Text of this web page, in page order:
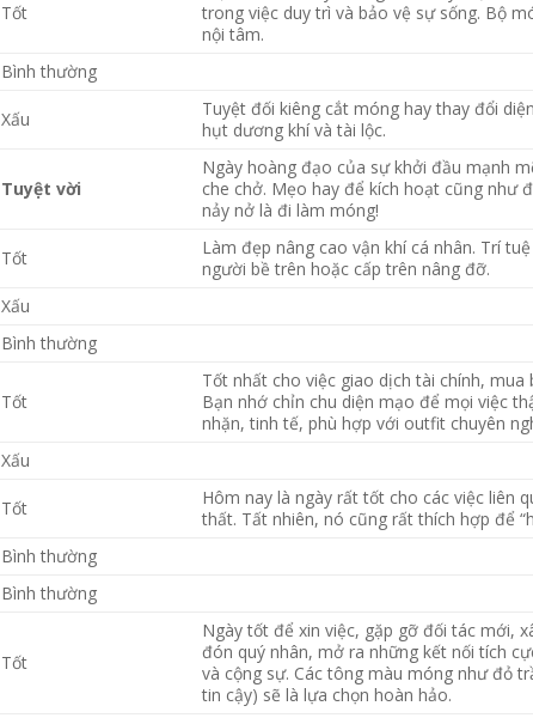
Tốt
trong việc duy trì và bảo vệ sự sống. Bộ
nội tâm.
Bình thường
Xấu
Tuyệt đối kiêng cắt móng hay thay đổi
hụt dương khí và tài lộc.
Tuyệt vời
Ngày hoàng đạo của sự khởi đầu mạnh
che chở. Mẹo hay để kích hoạt cũng như
nảy nở là đi làm móng!
Tốt
Làm đẹp nâng cao vận khí cá nhân. Trí
người bề trên hoặc cấp trên nâng đỡ.
Xấu
Bình thường
Tốt
Tốt nhất cho việc giao dịch tài chính,
Bạn nhớ chỉn chu diện mạo để mọi việc
nhặn, tinh tế, phù hợp với outfit chuyên
Xấu
Tốt
Hôm nay là ngày rất tốt cho các việc liên
thất. Tất nhiên, nó cũng rất thích hợp để
Bình thường
Bình thường
Tốt
Ngày tốt để xin việc, gặp gỡ đối tác mới,
đón quý nhân, mở ra những kết nối tích
và cộng sự. Các tông màu móng như đỏ
tin cậy) sẽ là lựa chọn hoàn hảo.